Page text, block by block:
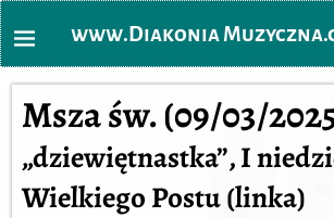
www.Diakonia
Msza św. (09/03/
„dziewiętnastka”, I
Wielkiego Postu (linka)